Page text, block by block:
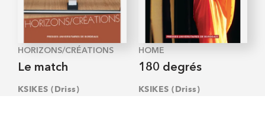
HORIZONS/CRÉATIONS
Le match
KSIKES (Driss)
HOME
180 degrés
KSIKES (Driss)